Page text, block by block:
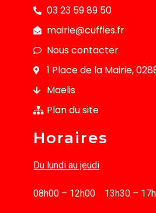
03 23 59 89 50
mairie@cuffies.fr
Nous contacter
1 Place de la Mairie,
Maelis
Plan du site
Horaires
Du lundi au jeudi
08h00 – 12h00 13h30 –